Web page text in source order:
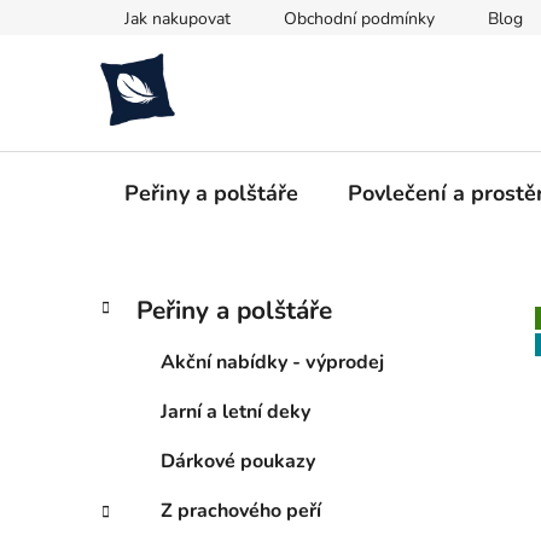
Jak nakupovat Obchodní podmínky Blog
Peřiny a polštáře Povlečení a
P
n
Přeskočit
kategorie
K
a
e
Peřiny a polštáře
Akční nabídky - výprodej
Jarní a letní deky
Dárkové poukazy
Z prachového peří